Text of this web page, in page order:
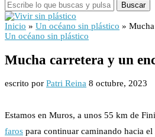
Buscar
Inicio » Un océano sin plástico »
Un océano sin plástico
Mucha carretera y un
escrito por Patri Reina 8 octubre, 2023
Estamos en Muros, a unos 55 km de
faros para continuar caminando hacia el